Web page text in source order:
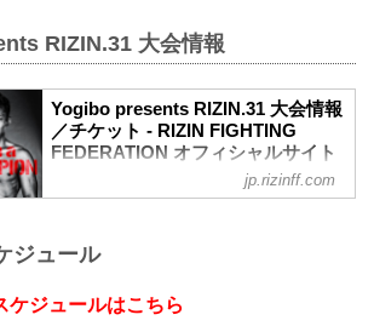
※ご招待のお客様
ご応募時にご入力いただいたメールアド
※ご購入のお客様
「『RIZIN LANDMARK vol.1』来場者情
報...
大会前に各選手のインタビューをチェッ
朝倉未来「敢えて俺が根性で上回りた
い」
朝倉未来 試合前インタビュー / +WEED
presents RIZIN LANDMARK vol.1
+WEED presents RIZIN LANDMARK
vol.1の、マスコミ向けインタビューの内
容を公開！
大会前に各選手のインタビューをチェッ
クしよう！
萩原京平「打撃で倒してパウンド打ち込
んでレフェリーストップのイメージ」
萩原京平 試合前インタビュー / +WEED
youtu.be
萩原 すごいワクワクしているというの
と、早く試合がしたいなという...
RIZIN.31 大会情報
Yogibo presents RIZIN.31 大会情報
／チケット - RIZIN FIGHTING
FEDERATION オフィシャルサイト
日時
定）/ 14:00開始（予定）
jp.rizinff.com
ジュール
ジュールはこちら